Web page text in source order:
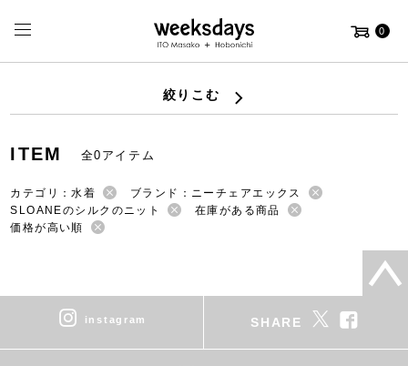
0
絞りこむ
ITEM 全0アイテム
カテゴリ：水着
ブランド：ニーチェアエックス
SLOANEのシルクのニット
在庫がある商品
価格が高い順
instagram SHARE